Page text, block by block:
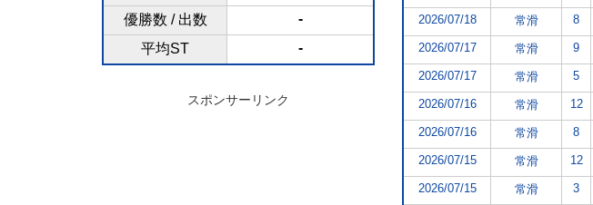
優勝数 / 出数
-
平均ST
-
スポンサーリンク
2026/07/18 常滑 8
2026/07/17 常滑 9
2026/07/17 常滑 5
2026/07/16 常滑 12
2026/07/16 常滑 8
2026/07/15 常滑 12
2026/07/15 常滑 3